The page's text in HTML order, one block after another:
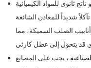
ثانوي للمواد الكيميائية
شديداً للمعادن الشائعة
الصلب السميكة، مما
، يجب على المصانع